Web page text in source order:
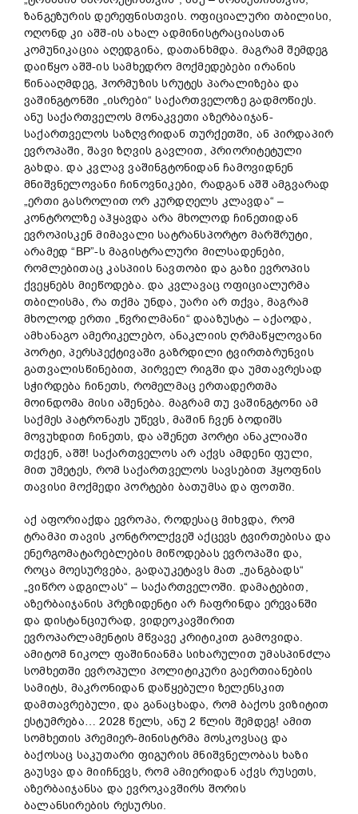
ზანგეზურის დერეფნისთვის. ოფიციალური თბილისი,
ოღონდ კი აშშ-ის ახალ ადმინისტრაციასთან
კომუნიკაცია აღედგინა, დათანხმდა. მაგრამ შემდეგ
დაიწყო აშშ-ის სამხედრო მოქმედებები ირანის
წინააღმდეგ, ჰორმუზის სრუტეს პარალიზება და
ვაშინგტონში „ისრები“ საქართველოზე გადმოწიეს.
ანუ საქართველოს მონაკვეთი აზერბაიჯან-
საქართველოს საზღვრიდან თურქეთში, ან პირდაპირ
ევროპაში, შავი ზღვის გავლით, პრიორიტეტული
გახდა. და კვლავ ვაშინგტონიდან ჩამოვიდნენ
მნიშვნელოვანი ჩინოვნიკები, რადგან აშშ ამგვარად
„ერთი გასროლით ორ კურდღელს კლავდა“ –
კონტროლზე აჰყავდა არა მხოლოდ ჩინეთიდან
ევროპისკენ მიმავალი სატრანსპორტო მარშრუტი,
არამედ “BP”-ს მაგისტრალური მილსადენები,
რომლებითაც კასპიის ნავთობი და გაზი ევროპის
ქვეყნებს მიეწოდება. და კვლავაც ოფიციალურმა
თბილისმა, რა თქმა უნდა, უარი არ თქვა, მაგრამ
მხოლოდ ერთი „წვრილმანი“ დააზუსტა – აქაოდა,
ამხანაგო ამერიკელებო, ანაკლიის ღრმაწყლოვანი
პორტი, პერსპექტივაში გაზრდილი ტვირთბრუნვის
გათვალისწინებით, პირველ რიგში და უმთავრესად
სჭირდება ჩინეთს, რომელმაც ერთადერთმა
მოინდომა მისი აშენება. მაგრამ თუ ვაშინგტონი ამ
საქმეს პატრონაჟს უწევს, მაშინ ჩვენ ბოდიშს
მოვუხდით ჩინეთს, და აშენეთ პორტი ანაკლიაში
თქვენ, აშშ! საქართველოს არ აქვს ამდენი ფული,
მით უმეტეს, რომ საქართველოს სავსებით ჰყოფნის
თავისი მოქმედი პორტები ბათუმსა და ფოთში.
აქ აფორიაქდა ევროპა, როდესაც მიხვდა, რომ
ტრამპი თავის კონტროლქვეშ აქცევს ტვირთებისა და
ენერგომატარებლების მიწოდებას ევროპაში და,
როცა მოესურვება, გადაუკეტავს მათ „ჟანგბადს“
„ვიწრო ადგილას“ – საქართველოში. დამატებით,
აზერბაიჯანის პრეზიდენტი არ ჩაფრინდა ერევანში
და დისტანციურად, ვიდეოკავშირით
ევროპარლამენტის მწვავე კრიტიკით გამოვიდა.
ამიტომ ნიკოლ ფაშინიანმა სიხარულით უმასპინძლა
სომხეთში ევროპული პოლიტიკური გაერთიანების
სამიტს, მაკრონიდან დაწყებული ზელენსკით
დამთავრებული, და განაცხადა, რომ ბაქოს ვიზიტით
ესტუმრება… 2028 წელს, ანუ 2 წლის შემდეგ! ამით
სომხეთის პრემიერ-მინისტრმა მოსკოვსაც და
ბაქოსაც საკუთარი ფიგურის მნიშვნელობას ხაზი
გაუსვა და მიიჩნევს, რომ ამიერიდან აქვს რუსეთს,
აზერბაიჯანსა და ევროკავშირს შორის
ბალანსირების რესურსი.